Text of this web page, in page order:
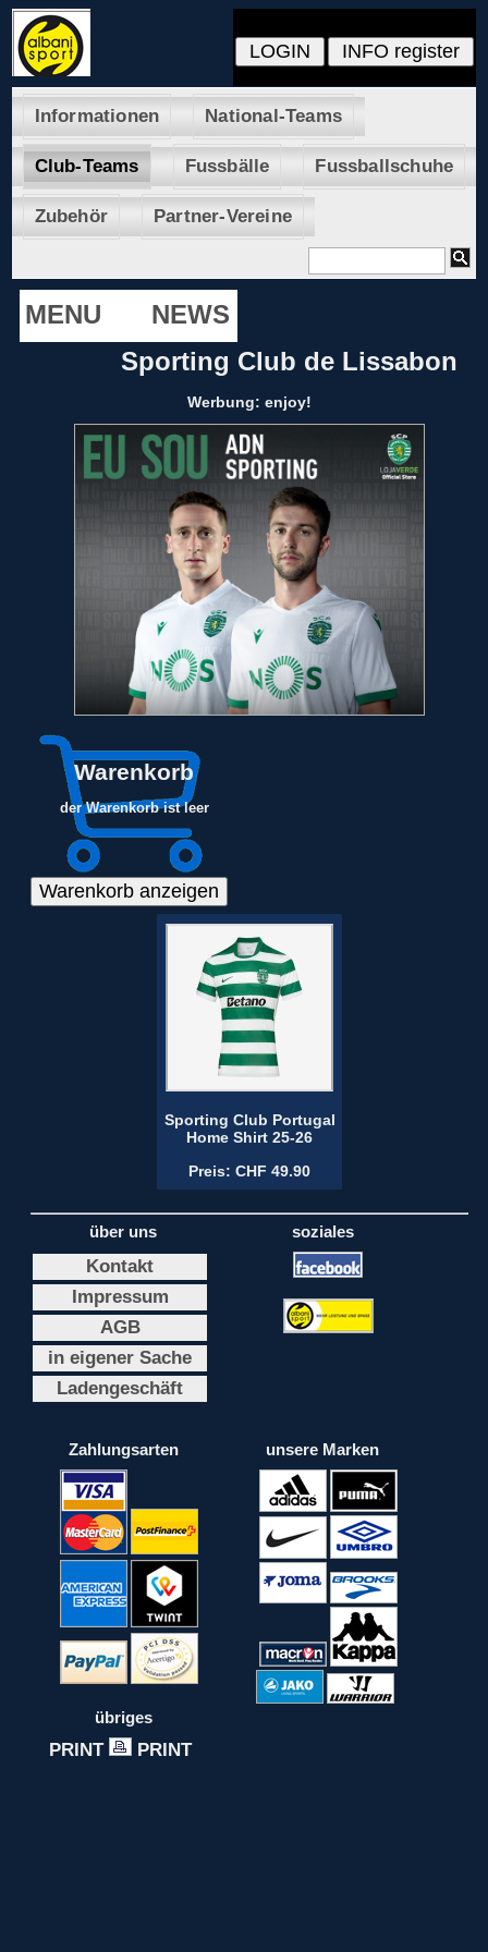
Informationen National-Teams
Club-Teams Fussbälle Fussballschuhe
Zubehör Partner-Vereine
MENU
NEWS
Sporting Club de Lissabon
Werbung: enjoy!
Warenkorb
der Warenkorb ist leer
Sporting Club Portugal
Home Shirt 25-26
Preis: CHF 49.90
über uns
Kontakt
Impressum
AGB
in eigener Sache
Ladengeschäft
soziales
Zahlungsarten unsere Marken
übriges
PRINT PRINT